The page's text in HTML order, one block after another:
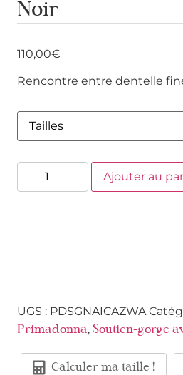
Noir
110,00€
Rencontre entre dentelle
Ajouter au
UGS : PDSGNAICAZWA
Primadonna, Soutien-gorge
Calculer ma taille !